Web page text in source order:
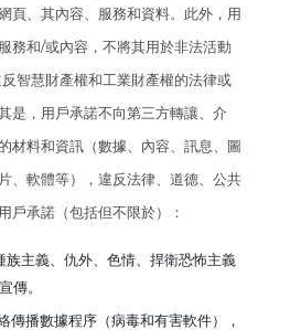
頁、其內容、服務和資料。此外，用
務和/或內容，不將其用於非法活動
智慧財產權和工業財產權的法律或
是，用戶承諾不向第三方轉讓、介
材料和資訊（數據、內容、訊息、圖
、軟體等），違反法律、道德、公共
戶承諾（包括但不限於）：
族主義、仇外、色情、捍衛恐怖主義
傳。
傳播數據程序（病毒和有害軟件），